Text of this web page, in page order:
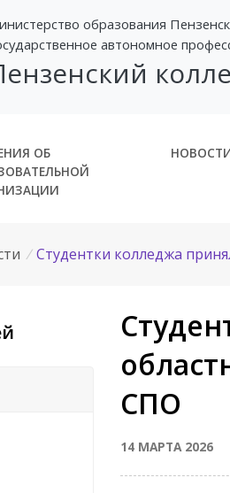
образования
автономное
ОБ
/ Студентки колледжа
СПО
14 МАРТА 2026